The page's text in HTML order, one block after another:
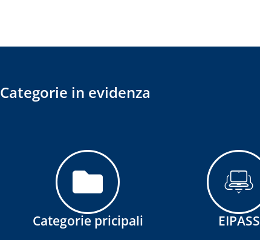
Categorie in evidenza
Categorie pricipali EIPASS